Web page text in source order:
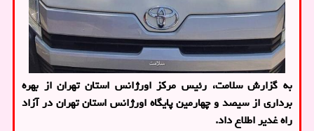
به گزارش سلامت، رئیس مرکز اورژانس استان تهران از بهره
برداری از سیصد و چهارمین پایگاه اورژانس استان تهران در آزاد
راه غدیر اطلاع داد.